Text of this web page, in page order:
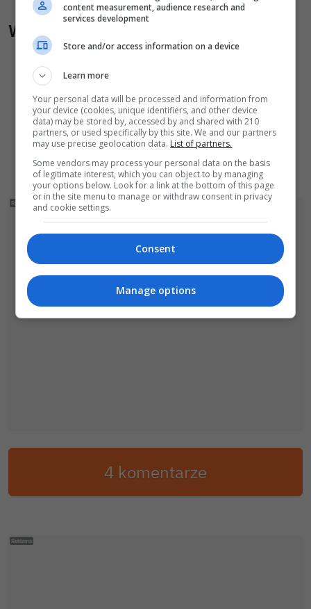
Wiadomości pokrewne
Czytelnik nagrał niebezpieczne zachowanie
przy przejściu dla pieszych w Bolesławcu
Chciała pomóc koleżance. Ukradła tablice z...
niewłaściwego samochodu
Nocny pożar domu pod Bolesławcem.
Budynek z bali niemal doszczętnie spłonął
4 komentarze
content measurement, audience research and
services development
Store and/or access information on a device
Learn more
Your personal data will be processed and information from
your device (cookies, unique identifiers, and other device
data) may be stored by, accessed by and shared with 210
partners, or used specifically by this site. We and our partners
may use precise geolocation data. List of partners.
Some vendors may process your personal data on the basis
of legitimate interest, which you can object to by managing
your options below. Look for a link at the bottom of this page
or in the site menu to manage or withdraw consent in privacy
and cookie settings.
Consent
Manage options